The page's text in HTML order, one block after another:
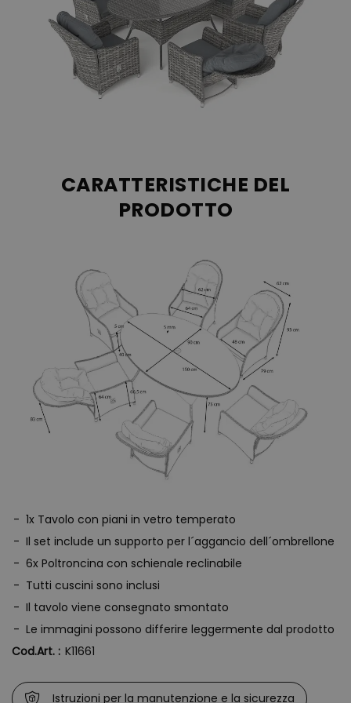
Il rivestimento del set da pranzo in polyrattan è fatto di
100% poliacrilico, il materiale di riempimento è in
schiuma.
CARATTERISTICHE DEL
PRODOTTO
1x Tavolo con piani in vetro temperato
Il set include un supporto per l´aggancio dell´ombrellone
6x Poltroncina con schienale reclinabile
Tutti cuscini sono inclusi
Il tavolo viene consegnato smontato
Le immagini possono differire leggermente dal prodotto
Cod.Art. : K11661
Istruzioni per la manutenzione e la sicurezza